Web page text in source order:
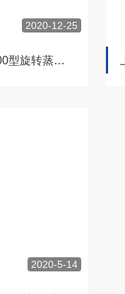
2020-12-25
xiande-2000/3000/5000型旋转蒸发器正反转调试教程
2020-5-14